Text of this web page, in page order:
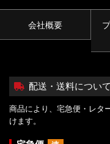
会社概要
配送・送料について
商品により、宅急便・レタ
けます。